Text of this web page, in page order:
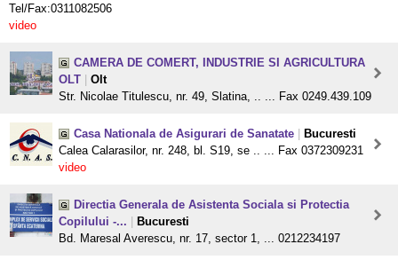
Tel/Fax:0311082506
video
CAMERA DE COMERT, INDUSTRIE SI AGRICULTURA
OLT
Olt
Str. Nicolae Titulescu, nr. 49, Slatina, .. ... Fax 0249.439.109
Casa Nationala de Asigurari de Sanatate
Bucuresti
Calea Calarasilor, nr. 248, bl. S19, se .. ... Fax 0372309231
video
Directia Generala de Asistenta Sociala si Protectia
Copilului -...
Bucuresti
Bd. Maresal Averescu, nr. 17, sector 1, ... 0212234197